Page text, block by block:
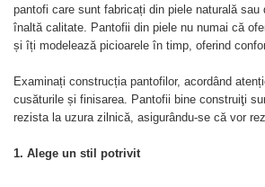
pantofi care sunt fabricați din piele naturală sau
înaltă calitate. Pantofii din piele nu numai că
și îți modelează picioarele în timp, oferind
Examinați construcția pantofilor, acordând
cusăturile și finisarea. Pantofii bine construiţi
rezista la uzura zilnică, asigurându-se că vor
1. Alege un stil potrivit